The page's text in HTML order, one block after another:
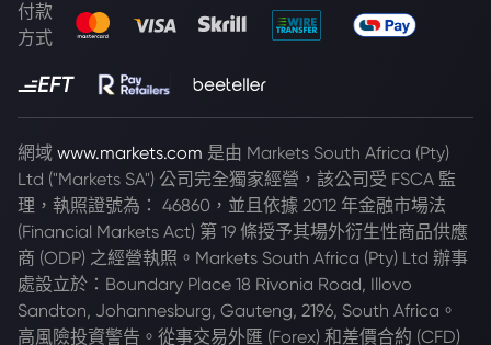
付款
方式
網域 www.markets.com 是由 Markets South Africa (Pty)
Ltd ("Markets SA") 公司完全獨家經營，該公司受 FSCA 監
理，執照證號為： 46860，並且依據 2012 年金融市場法
(Financial Markets Act) 第 19 條授予其場外衍生性商品供應
商 (ODP) 之經營執照。Markets South Africa (Pty) Ltd 辦事
處設立於：Boundary Place 18 Rivonia Road, Illovo
Sandton, Johannesburg, Gauteng, 2196, South Africa。
高風險投資警告。從事交易外匯 (Forex) 和差價合約 (CFD)